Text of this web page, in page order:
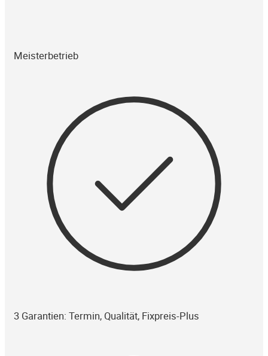
Meisterbetrieb
3 Garantien: Termin, Qualität, Fixpreis-Plus